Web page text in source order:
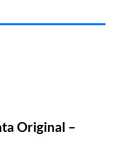
Original –